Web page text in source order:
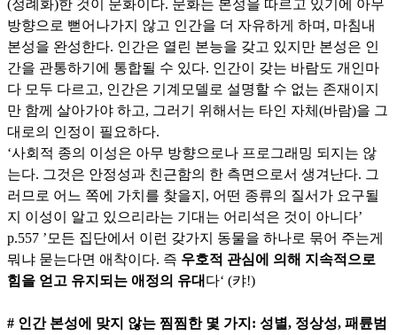
(정례화)한 것이 문화이다. 문화는 본성을 따르고 있기에 아무
방향으로 뻗어나가지 않고 인간을 더 자유하게 하며, 마침내
본성을 완성한다. 인간은 열린 본능을 갖고 있지만 본성은 인
간을 관통하기에 통합될 수 있다. 인간이 갖는 바람도 개인마
다 모두 다르고, 인간은 기계모델로 설명할 수 없는 존재이지
만 함께 살아가야 하고, 그러기 위해서는 타인 자체(바람)을 그
대로의 인정이 필요하다.
‘사회적 종의 이성은 아무 방향으로나 프로그래밍 되지는 않
는다. 그것은 안정성과 친근함의 한 측면으로서 생겨난다. 그
러므로 어느 쪽에 가치를 찾을지, 어떤 종류의 질서가 요구될
지 이성이 알고 있으리라는 기대는 어리석은 것이 아니다’
p.557 ’모든 집단에서 이런 갖가지 동물을 하나로 묶어 주는게
뭐냐 묻는다면 애착이다. 즉 우호적 관심에 의해 지속적으로
힘을 얻고 유지되는 애정의 유대 다‘ (캬!)
# 인간 본성에 맞지 않는 찜찜한 몇 가지: 성별, 정상성, 패륜범